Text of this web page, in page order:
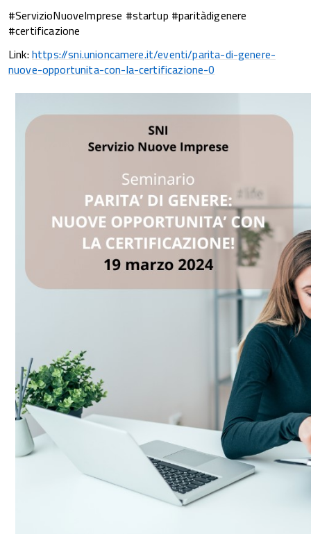
#ServizioNuoveImprese #startup #paritàdigenere
#certificazione
Link: https://sni.unioncamere.it/eventi/parita-di-genere-
nuove-opportunita-con-la-certificazione-0